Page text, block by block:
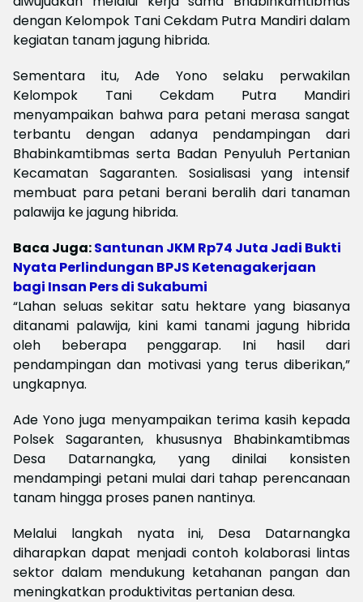
dengan Kelompok Tani Cekdam Putra Mandiri dalam
kegiatan tanam jagung hibrida.
Sementara itu, Ade Yono selaku perwakilan
Kelompok Tani Cekdam Putra Mandiri
menyampaikan bahwa para petani merasa sangat
terbantu dengan adanya pendampingan dari
Bhabinkamtibmas serta Badan Penyuluh Pertanian
Kecamatan Sagaranten. Sosialisasi yang intensif
membuat para petani berani beralih dari tanaman
palawija ke jagung hibrida.
Baca Juga:Santunan JKM Rp74 Juta Jadi Bukti
Nyata Perlindungan BPJS Ketenagakerjaan
bagi Insan Pers di Sukabumi
“Lahan seluas sekitar satu hektare yang biasanya
ditanami palawija, kini kami tanami jagung hibrida
oleh beberapa penggarap. Ini hasil dari
pendampingan dan motivasi yang terus diberikan,”
ungkapnya.
Ade Yono juga menyampaikan terima kasih kepada
Polsek Sagaranten, khususnya Bhabinkamtibmas
Desa Datarnangka, yang dinilai konsisten
mendampingi petani mulai dari tahap perencanaan
tanam hingga proses panen nantinya.
Melalui langkah nyata ini, Desa Datarnangka
diharapkan dapat menjadi contoh kolaborasi lintas
sektor dalam mendukung ketahanan pangan dan
meningkatkan produktivitas pertanian desa.